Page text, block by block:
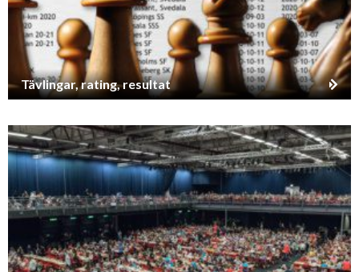
Tävlingar, rating, resultat